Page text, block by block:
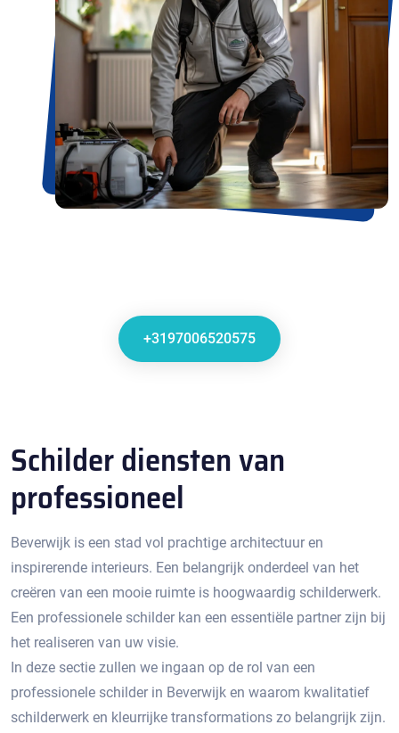
+3197006520575
Schilder diensten van
professioneel
Beverwijk is een stad vol prachtige architectuur en
inspirerende interieurs.​ Een belangrijk onderdeel van het
creëren van een mooie ruimte is hoogwaardig schilderwerk.
Een professionele schilder kan een essentiële partner zijn bij
het realiseren van uw visie.​
In deze sectie zullen we ingaan op de rol van een
professionele schilder in Beverwijk en waarom kwalitatief
schilderwerk en kleurrijke transformations zo belangrijk zijn.​